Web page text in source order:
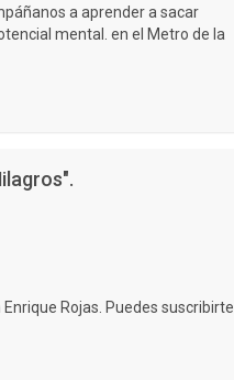
a aprender a sacar
mental. en el Metro de la
Rojas. Puedes suscribirte